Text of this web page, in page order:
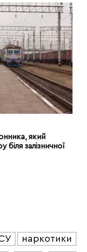
який
залізничної
наркотики